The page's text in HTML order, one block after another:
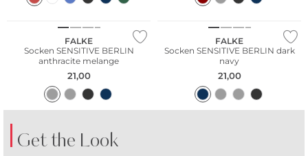
FALKE
Socken SENSITIVE BERLIN
anthracite melange
21,00
FALKE
Socken SENSITIVE BERLIN dark
navy
21,00
Get the Look